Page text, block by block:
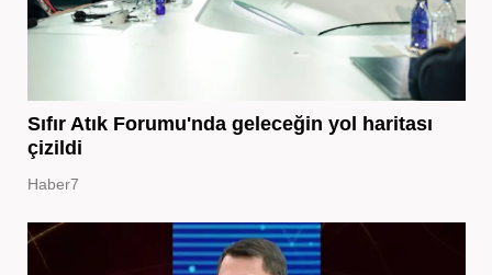
Sıfır Atık Forumu'nda geleceğin yol haritası
çizildi
Haber7